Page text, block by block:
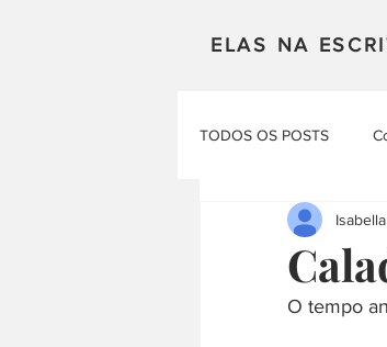
ELAS NA
TODOS OS POSTS
Mulheres em Cena
Materias Literarias
O tempo